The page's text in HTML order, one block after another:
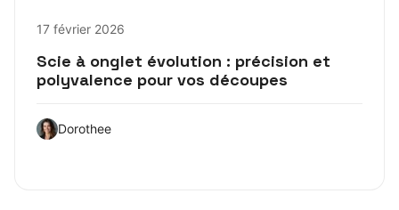
17 février 2026
Scie à onglet évolution : précision et
polyvalence pour vos découpes
Dorothee